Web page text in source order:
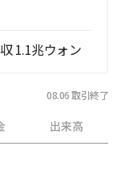
1.1兆ウォン
08.06 取引終了
出来高